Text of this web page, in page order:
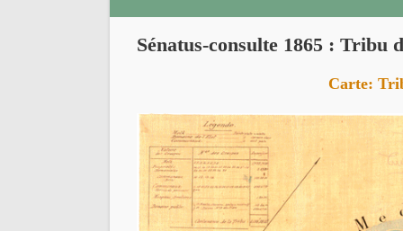
Sénatus-consulte 1865 : Tribu
Carte: